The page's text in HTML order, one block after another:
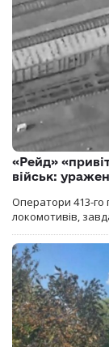
«Рейд»
військ:
Оператори 413-го
локомотивів,